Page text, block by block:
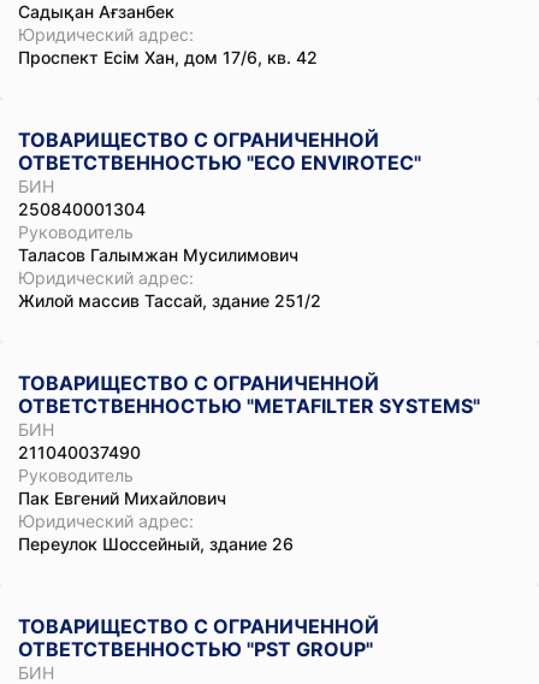
Садықан Ағзанбек
Юридический адрес:
Проспект Есім Хан, дом 17/6, кв. 42
ТОВАРИЩЕСТВО С ОГРАНИЧЕННОЙ
ОТВЕТСТВЕННОСТЬЮ "ECO ENVIROTEC"
БИН
250840001304
Руководитель
Таласов Галымжан Мусилимович
Юридический адрес:
Жилой массив Тассай, здание 251/2
ТОВАРИЩЕСТВО С ОГРАНИЧЕННОЙ
ОТВЕТСТВЕННОСТЬЮ "METAFILTER SYSTEMS"
БИН
211040037490
Руководитель
Пак Евгений Михайлович
Юридический адрес:
Переулок Шоссейный, здание 26
ТОВАРИЩЕСТВО С ОГРАНИЧЕННОЙ
ОТВЕТСТВЕННОСТЬЮ "PST GROUP"
БИН